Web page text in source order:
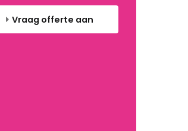
Vraag offerte aan